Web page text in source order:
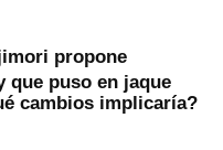
propone
que puso en jaque
cambios implicaría?